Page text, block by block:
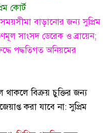
কোর্ট
বাড়ানোর জন্য সুপ্রিম
সাংসদ ডেরেক ও ব্রায়েন;
পদ্ধতিগত অনিয়মের
থাকলে বিক্রয় চুক্তির জন্য
করা যাবে না: সুপ্রিম